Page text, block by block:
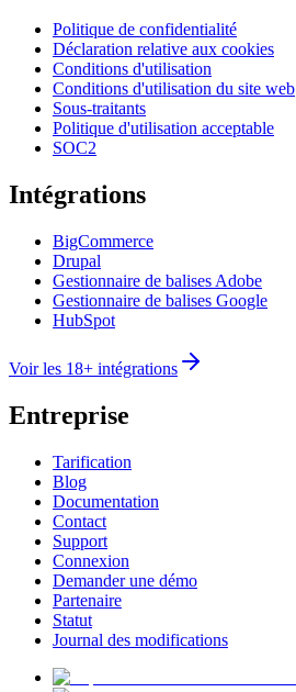
Politique de confidentialité
Déclaration relative aux cookies
Conditions d'utilisation
Conditions d'utilisation du site web
Sous-traitants
Politique d'utilisation acceptable
SOC2
Intégrations
BigCommerce
Drupal
Gestionnaire de balises Adobe
Gestionnaire de balises Google
HubSpot
Voir les 18+ intégrations
Entreprise
Tarification
Blog
Documentation
Contact
Support
Connexion
Demander une démo
Partenaire
Statut
Journal des modifications